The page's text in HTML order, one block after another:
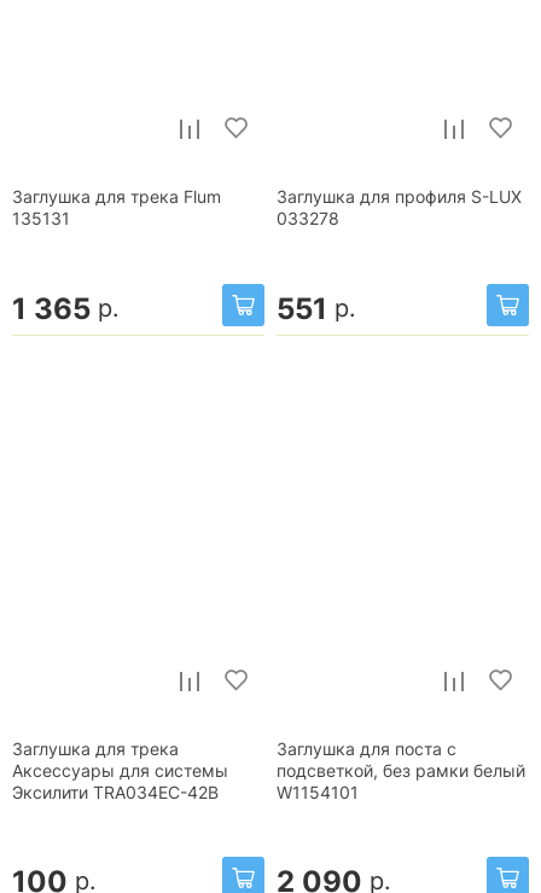
Заглушка для трека Flum
135131
1 365 р.
Заглушка для профиля S-LUX
033278
551 р.
Заглушка для трека
Аксессуары для системы
Эксилити TRA034EC-42B
100 р.
Заглушка для поста с
подсветкой, без рамки белый
W1154101
2 090 р.